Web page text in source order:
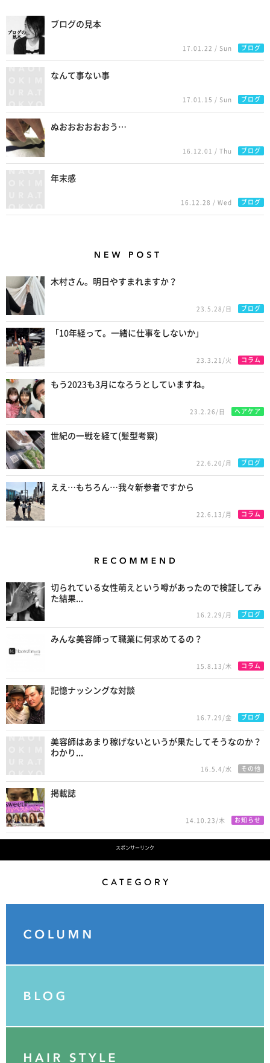
ブログの見本
17.01.22 / Sun ブログ
なんて事ない事
17.01.15 / Sun ブログ
ぬおおおおおおう…
16.12.01 / Thu ブログ
年末感
16.12.28 / Wed ブログ
木村さん。明日やすまれますか？
23.5.28/日 ブログ
「10年経って。一緒に仕事をしないか」
23.3.21/火 コラム
もう2023も3月になろうとしていますね。
23.2.26/日 ヘアケア
世紀の一戦を経て(髪型考察)
22.6.20/月 ブログ
ええ…もちろん…我々新参者ですから
22.6.13/月 コラム
切られている女性萌えという噂があったので検証してみ
た結果...
16.2.29/月 ブログ
みんな美容師って職業に何求めてるの？
15.8.13/木 コラム
記憶ナッシングな対談
16.7.29/金 ブログ
美容師はあまり稼げないというが果たしてそうなのか？
わかり...
16.5.4/水 その他
掲載誌
14.10.23/木 お知らせ
スポンサーリンク